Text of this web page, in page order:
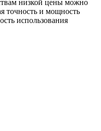
низкой цены можно
точность и мощность
использования